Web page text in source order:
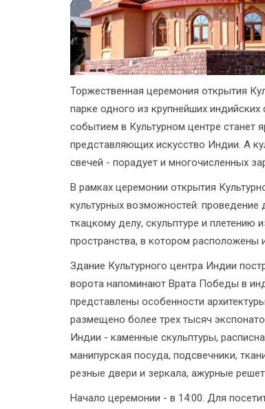
Торжественная церемония открытия
парке одного из крупнейших
событием в Культурном центре станет
представляющих искусство Индии. А
свечей - порадует и многочисленных
В рамках церемонии открытия
культурных возможностей:
ткацкому делу, скульптуре и плетению
пространства, в котором расположены
Здание Культурного центра Индии
ворота напоминают Врата Победы в
представлены особенности
размещено более трех тысяч
Индии - каменные скульптуры,
манипурская посуда, подсвечники,
резные двери и зеркала, ажурные
Начало церемонии - в 14:00. Для